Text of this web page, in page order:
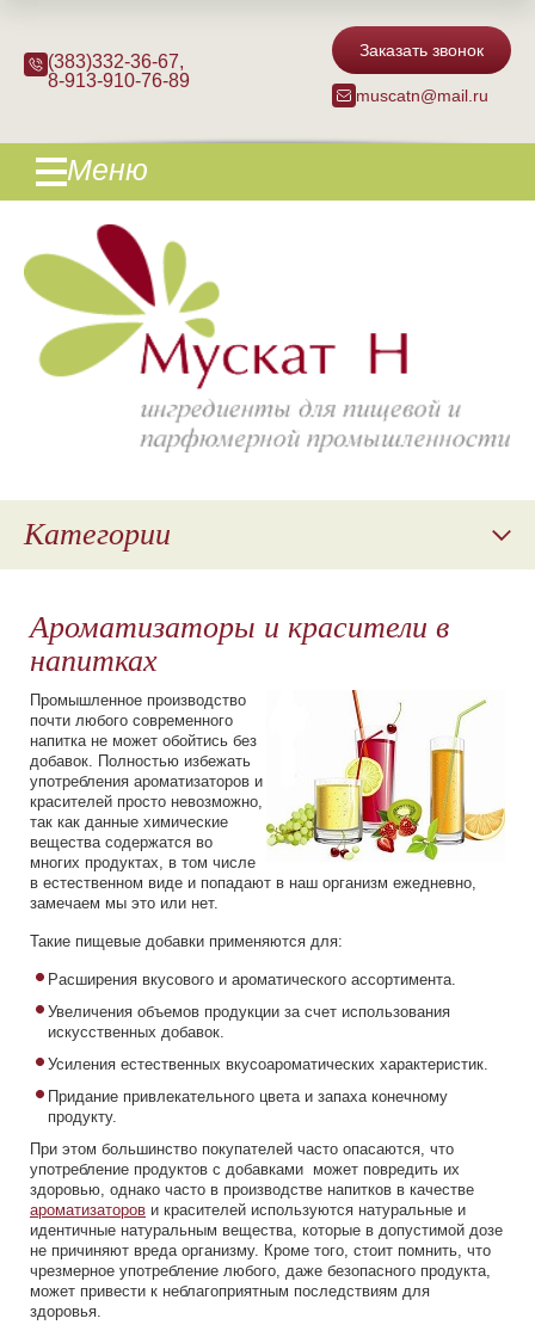
(383)332-36-67,
8-913-910-76-89
Заказать звонок
muscatn@mail.ru
Меню
Категории
Ароматизаторы
Наполнители для молочной продукции
Косметическое сырье
Пищевые красители
Парфюмерные композиции
Ароматизаторы и красители в
напитках
Промышленное производство
почти любого современного
напитка не может обойтись без
добавок. Полностью избежать
употребления ароматизаторов и
красителей просто невозможно,
так как данные химические
вещества содержатся во
многих продуктах, в том числе
в естественном виде и попадают в наш организм ежедневно,
замечаем мы это или нет.
Такие пищевые добавки применяются для:
Расширения вкусового и ароматического ассортимента.
Увеличения объемов продукции за счет использования
искусственных добавок.
Усиления естественных вкусоароматических характеристик.
Придание привлекательного цвета и запаха конечному
продукту.
При этом большинство покупателей часто опасаются, что
употребление продуктов с добавками может повредить их
здоровью, однако часто в производстве напитков в качестве
ароматизаторов и красителей используются натуральные и
идентичные натуральным вещества, которые в допустимой дозе
не причиняют вреда организму. Кроме того, стоит помнить, что
чрезмерное употребление любого, даже безопасного продукта,
может привести к неблагоприятным последствиям для
здоровья.